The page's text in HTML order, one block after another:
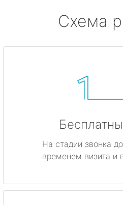
Схема
На стадии звонка
временем визита и